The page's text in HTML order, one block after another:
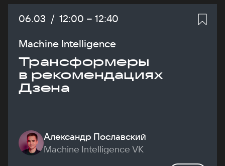
Дата:
06.03 / Начало:
12:00 – Конец:
12:40
Machine Intelligence
Трансформеры
в рекомендациях
Дзена
Александр Пославский
Machine Intelligence VK